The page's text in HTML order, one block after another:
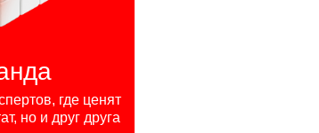
где ценят
но и друг друга